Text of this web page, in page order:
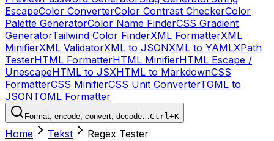
EscapeColor ConverterColor Contrast CheckerColor
Palette GeneratorColor Name FinderCSS Gradient
GeneratorTailwind Color FinderXML FormatterXML
MinifierXML ValidatorXML to JSONXML to YAMLXPath
TesterHTML FormatterHTML MinifierHTML Escape /
UnescapeHTML to JSXHTML to MarkdownCSS
FormatterCSS MinifierCSS Unit ConverterTOML to
JSONTOML Formatter
Format, encode, convert, decode…Ctrl+K
Home Tekst Regex Tester